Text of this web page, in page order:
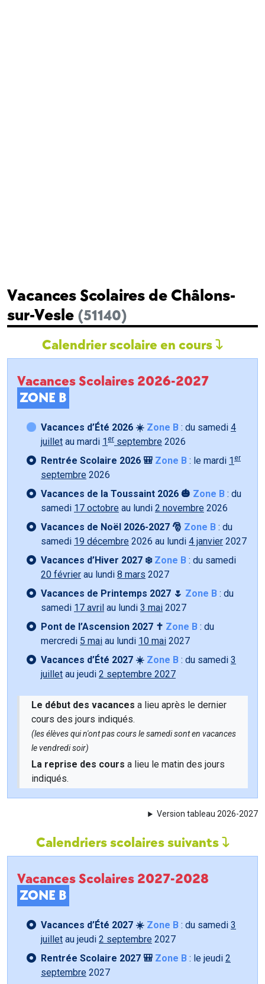
Vacances Scolaires de Châlons-
sur-Vesle (51140)
Calendrier scolaire en cours
Vacances Scolaires 2026-2027
ZONE B
Vacances d’Été 2026 ☀️ Zone B : du samedi 4
juillet au mardi 1 er septembre 2026
Rentrée Scolaire 2026 🎒 Zone B : le mardi 1 er
septembre 2026
Vacances de la Toussaint 2026 🎃 Zone B : du
samedi 17 octobre au lundi 2 novembre 2026
Vacances de Noël 2026-2027 🎅 Zone B : du
samedi 19 décembre 2026 au lundi 4 janvier 2027
Vacances d’Hiver 2027 ❄️ Zone B : du samedi
20 février au lundi 8 mars 2027
Vacances de Printemps 2027 🌷 Zone B : du
samedi 17 avril au lundi 3 mai 2027
Pont de l’Ascension 2027 ✝️ Zone B : du
mercredi 5 mai au lundi 10 mai 2027
Vacances d’Été 2027 ☀️ Zone B : du samedi 3
juillet au jeudi 2 septembre 2027
Le début des vacances a lieu après le dernier
cours des jours indiqués.
(les élèves qui n'ont pas cours le samedi sont en vacances
le vendredi soir)
La reprise des cours a lieu le matin des jours
indiqués.
Version tableau 2026-2027
Calendriers scolaires suivants
Vacances Scolaires 2027-2028
ZONE B
Vacances d’Été 2027 ☀️ Zone B : du samedi 3
juillet au jeudi 2 septembre 2027
Rentrée Scolaire 2027 🎒 Zone B : le jeudi 2
septembre 2027